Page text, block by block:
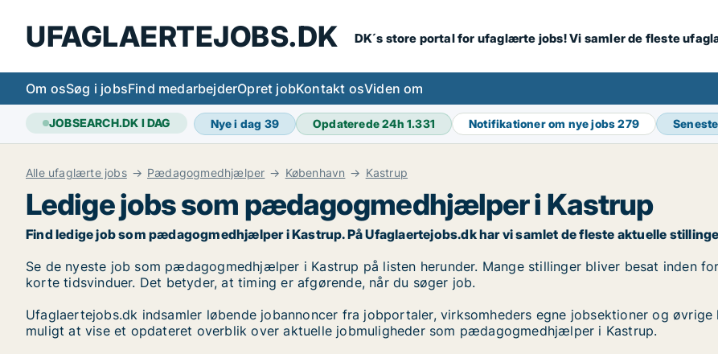
UFAGLAERTEJOBS.DK DK´s store portal for ufaglærte jobs! Vi samler de fleste
Om osSøg i jobsFind medarbejderOpret jobKontakt osViden om
JOBSEARCH.DK I DAG Nye i dag 39 Opdaterede 24h1.331 Notifikationer om nye jobs279
Alle ufaglærte jobs Pædagogmedhjælper København Kastrup
Ledige jobs som pædagogmedhjælper i Kastrup
Find ledige job som pædagogmedhjælper i Kastrup. På Ufaglaertejobs.dk har vi samlet de fleste aktuelle
Se de nyeste job som pædagogmedhjælper i Kastrup på listen herunder. Mange stillinger bliver besat inden
korte tidsvinduer. Det betyder, at timing er afgørende, når du søger job.
Ufaglaertejobs.dk indsamler løbende jobannoncer fra jobportaler, virksomheders egne jobsektioner og
muligt at vise et opdateret overblik over aktuelle jobmuligheder som pædagogmedhjælper i Kastrup.